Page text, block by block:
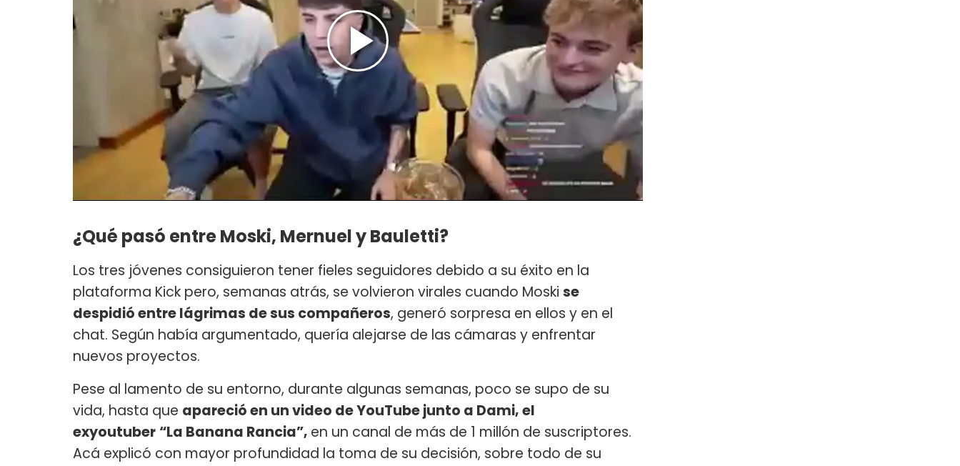
¿Qué pasó entre Moski, Mernuel y Bauletti?
Los tres jóvenes consiguieron tener fieles seguidores debido a su éxito en la
plataforma Kick pero, semanas atrás, se volvieron virales cuando Moski se
despidió entre lágrimas de sus compañeros, generó sorpresa en ellos y en el
chat. Según había argumentado, quería alejarse de las cámaras y enfrentar
nuevos proyectos.
Pese al lamento de su entorno, durante algunas semanas, poco se supo de su
vida, hasta que apareció en un video de YouTube junto a Dami, el
exyoutuber “La Banana Rancia”, en un canal de más de 1 millón de suscriptores.
Acá explicó con mayor profundidad la toma de su decisión, sobre todo de su